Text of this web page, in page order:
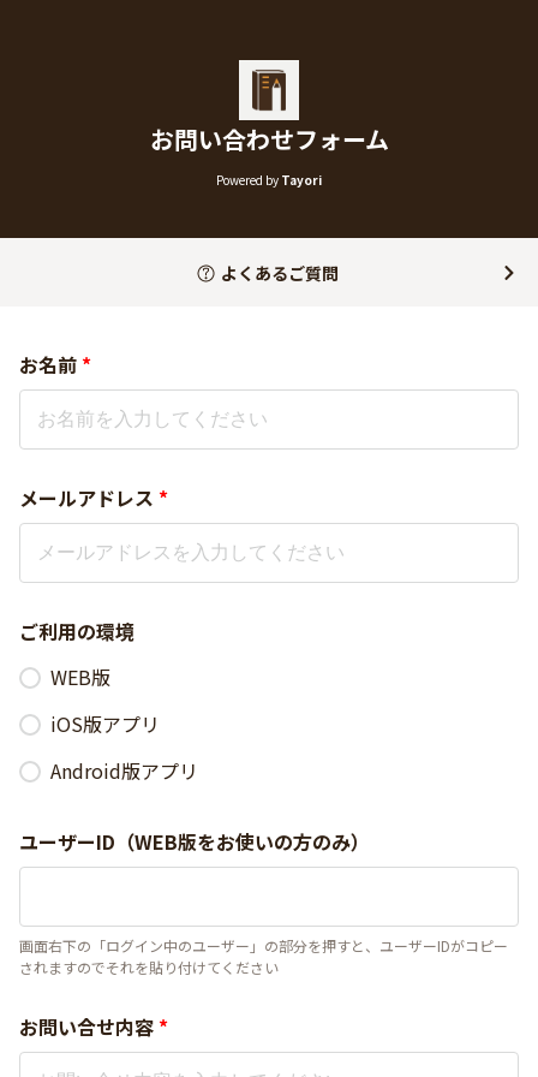
お問い合わせフォーム
Powered by Tayori
よくあるご質問
お名前 *
メールアドレス *
ご利用の環境
WEB版
iOS版アプリ
Android版アプリ
ユーザーID（WEB版をお使いの方のみ）
画面右下の「ログイン中のユーザー」の部分を押すと、ユーザーIDがコピー
されますのでそれを貼り付けてください
お問い合せ内容 *